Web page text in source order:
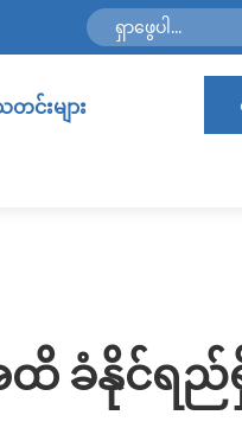
တင်းများ
ခံနိုင်ရည်